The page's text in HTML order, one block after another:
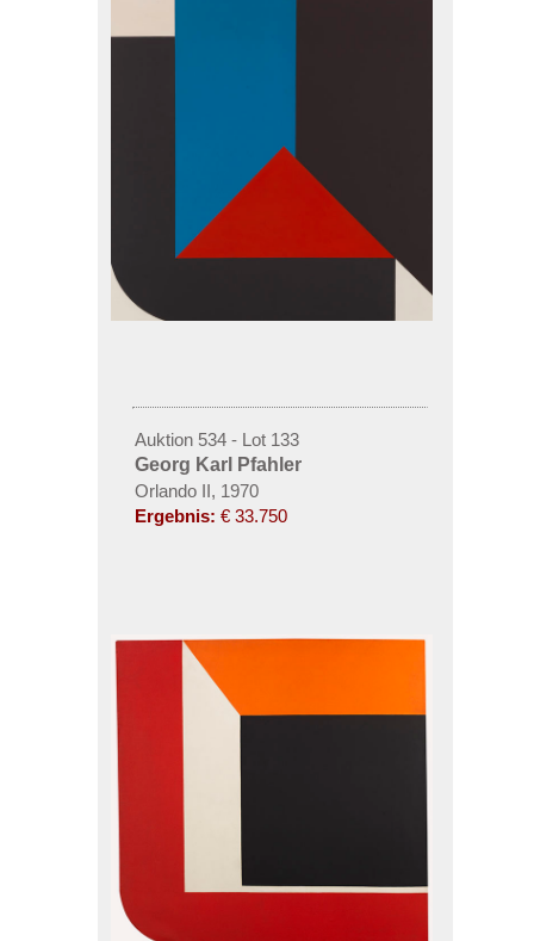
Auktion 534 - Lot 133
Georg Karl Pfahler
Orlando II, 1970
Ergebnis: € 33.750